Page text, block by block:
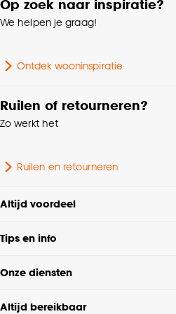
cookieverklaring.
Op zoek naar inspiratie?
We helpen je graag!
Ontdek wooninspiratie
Ruilen of retourneren?
Zo werkt het
Ruilen en retourneren
Altijd voordeel
Tips en info
Onze diensten
Altijd bereikbaar